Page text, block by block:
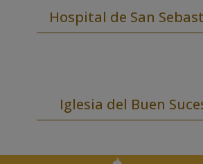
Hospital de San
Iglesia del Buen